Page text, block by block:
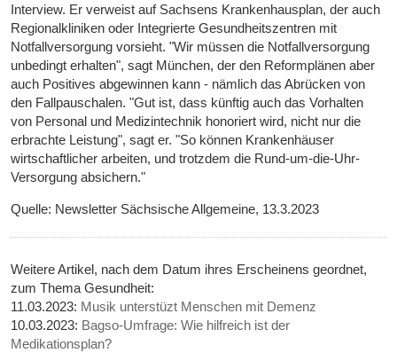
Interview. Er verweist auf Sachsens Krankenhausplan, der auch
Regionalkliniken oder Integrierte Gesundheitszentren mit
Notfallversorgung vorsieht. "Wir müssen die Notfallversorgung
unbedingt erhalten", sagt München, der den Reformplänen aber
auch Positives abgewinnen kann - nämlich das Abrücken von
den Fallpauschalen. "Gut ist, dass künftig auch das Vorhalten
von Personal und Medizintechnik honoriert wird, nicht nur die
erbrachte Leistung", sagt er. "So können Krankenhäuser
wirtschaftlicher arbeiten, und trotzdem die Rund-um-die-Uhr-
Versorgung absichern."
Quelle: Newsletter Sächsische Allgemeine, 13.3.2023
Weitere Artikel, nach dem Datum ihres Erscheinens geordnet,
zum Thema Gesundheit:
11.03.2023: Musik unterstüzt Menschen mit Demenz
10.03.2023: Bagso-Umfrage: Wie hilfreich ist der
Medikationsplan?